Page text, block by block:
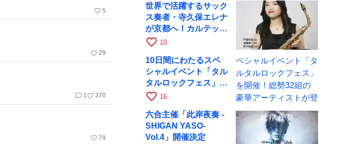
favorite_border 5
favorite_border 29
chat_bubble_outline 1 favorite_border 370
favorite_border 79
世界で活躍するサック
ス奏者・寺久保エレナ
が京都へ！カルテッ
ト・ツアー京都公演を
favorite_border 10
10日間にわたるスペ
シャルイベント「タル
タルロックフェス」を
開催！総勢32組の豪
favorite_border 16
六合主催「此岸夜奏 -
SHIGAN YASO-
Vol.4」開催決定